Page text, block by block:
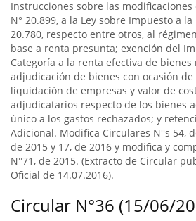
Instrucciones sobre las
N° 20.899, a la Ley sobre Impuesto a la
20.780, respecto entre otros, al
base a renta presunta; exención del
Categoría a la renta efectiva de bienes
adjudicación de bienes con ocasión
liquidación de empresas y valor de
adjudicatarios respecto de los bienes
único a los gastos rechazados; y
Adicional. Modifica Circulares N°s 54,
de 2015 y 17, de 2016 y modifica y
N°71, de 2015. (Extracto de Circular
Oficial de 14.07.2016).
Circular N°36 (15/06/